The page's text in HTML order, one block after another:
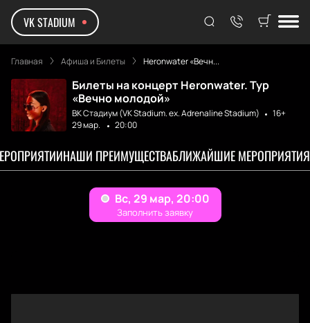
VK STADIUM
Главная Афиша и Билеты Heronwater «Вечн...
Билеты на концерт Heronwater. Тур
«Вечно молодой»
ВК Стадиум (VK Stadium. ex. Adrenaline Stadium)
16+
29 мар.
20:00
НАШИ ПРЕИМУЩЕСТВАБЛИЖАЙШИЕ МЕРОПРИЯТИЯ